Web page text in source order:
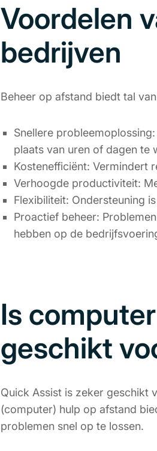
Voordelen
bedrijven
Beheer op afstand biedt tal
Snellere
plaats van uren of dagen te
Kostenefficiënt: Vermindert
Verhoogde productiviteit:
Flexibiliteit: Ondersteuning
Proactief beheer:
hebben op de
Is
geschikt
Quick Assist is zeker geschikt
(computer) hulp op afstand
problemen snel op te lossen.